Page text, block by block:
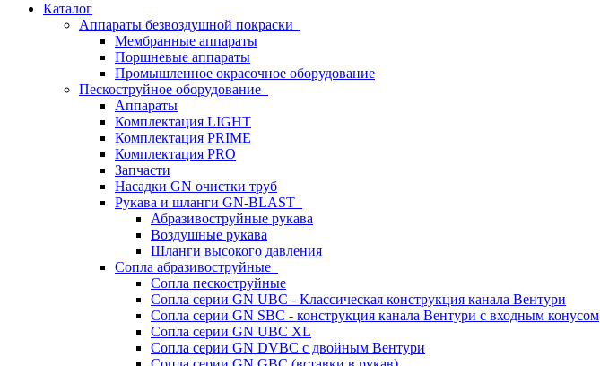
Каталог
Аппараты безвоздушной покраски
Мембранные аппараты
Поршневые аппараты
Промышленное окрасочное оборудование
Пескоструйное оборудование
Аппараты
Комплектация LIGHT
Комплектация PRIME
Комплектация PRO
Запчасти
Насадки GN очистки труб
Рукава и шланги GN-BLAST
Абразивоструйные рукава
Воздушные рукава
Шланги высокого давления
Сопла абразивоструйные
Сопла пескоструйные
Сопла серии GN UBC - Классическая конструкция канала Вентури
Сопла серии GN SBC - конструкция канала Вентури c входным конусом
Сопла серии GN UBC XL
Сопла серии GN DVBC с двойным Вентури